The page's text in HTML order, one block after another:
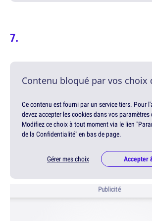
Contenu bloqué par vos choix
Ce contenu est fourni par un service tiers. Pour
devez accepter les cookies dans vos
Modifiez ce choix à tout moment via le lien
de la Confidentialité" en bas de page.
Gérer mes choix Accepter
Publicité